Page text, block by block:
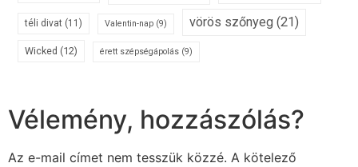
téli divat (11) Valentin-nap (9) vörös szőnyeg (21)
Wicked (12) érett szépségápolás (9)
Vélemény, hozzászólás?
Az e-mail címet nem tesszük közzé. A kötelező